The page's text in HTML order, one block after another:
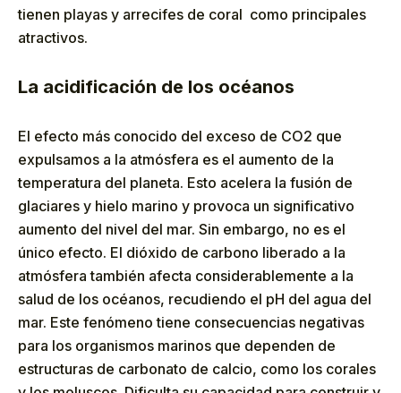
tienen playas y arrecifes de coral como principales
atractivos.
La acidificación de los océanos
El efecto más conocido del exceso de CO2 que
expulsamos a la atmósfera es el aumento de la
temperatura del planeta. Esto acelera la fusión de
glaciares y hielo marino y provoca un significativo
aumento del nivel del mar. Sin embargo, no es el
único efecto. El dióxido de carbono liberado a la
atmósfera también afecta considerablemente a la
salud de los océanos, recudiendo el pH del agua del
mar. Este fenómeno tiene consecuencias negativas
para los organismos marinos que dependen de
estructuras de carbonato de calcio, como los corales